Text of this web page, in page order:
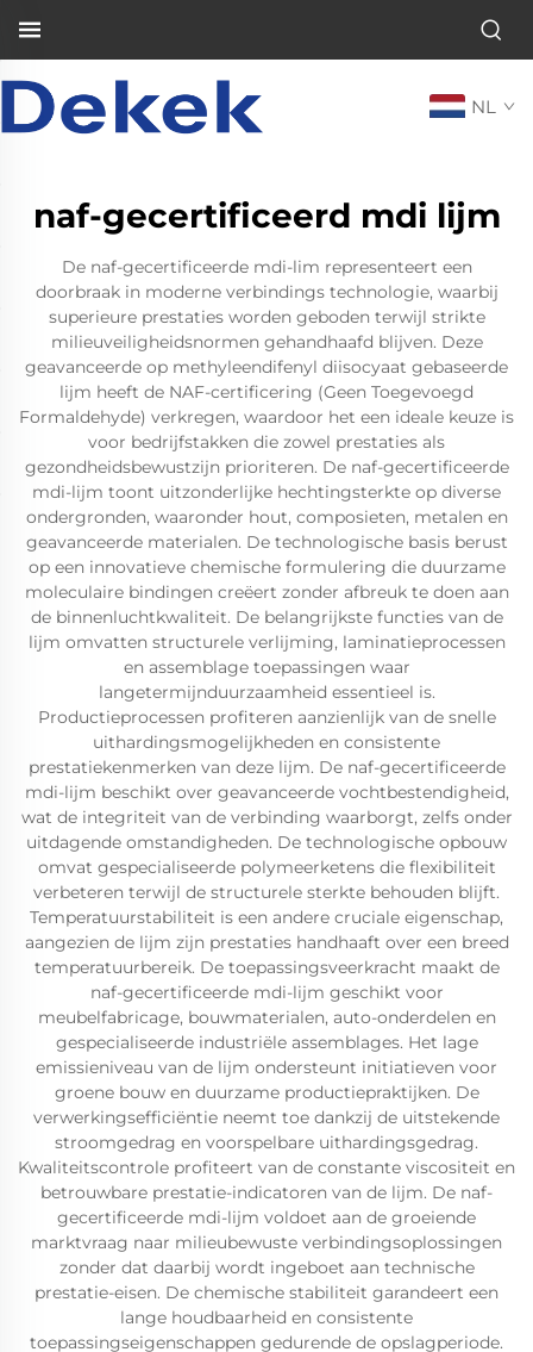
NL
naf-gecertificeerd mdi lijm
De naf-gecertificeerde mdi-lim representeert een
doorbraak in moderne verbindings technologie, waarbij
superieure prestaties worden geboden terwijl strikte
milieuveiligheidsnormen gehandhaafd blijven. Deze
geavanceerde op methyleendifenyl diisocyaat gebaseerde
lijm heeft de NAF-certificering (Geen Toegevoegd
Formaldehyde) verkregen, waardoor het een ideale keuze is
voor bedrijfstakken die zowel prestaties als
gezondheidsbewustzijn prioriteren. De naf-gecertificeerde
mdi-lijm toont uitzonderlijke hechtingsterkte op diverse
ondergronden, waaronder hout, composieten, metalen en
geavanceerde materialen. De technologische basis berust
op een innovatieve chemische formulering die duurzame
moleculaire bindingen creëert zonder afbreuk te doen aan
de binnenluchtkwaliteit. De belangrijkste functies van de
lijm omvatten structurele verlijming, laminatieprocessen
en assemblage toepassingen waar
langetermijnduurzaamheid essentieel is.
Productieprocessen profiteren aanzienlijk van de snelle
uithardingsmogelijkheden en consistente
prestatiekenmerken van deze lijm. De naf-gecertificeerde
mdi-lijm beschikt over geavanceerde vochtbestendigheid,
wat de integriteit van de verbinding waarborgt, zelfs onder
uitdagende omstandigheden. De technologische opbouw
omvat gespecialiseerde polymeerketens die flexibiliteit
verbeteren terwijl de structurele sterkte behouden blijft.
Temperatuurstabiliteit is een andere cruciale eigenschap,
aangezien de lijm zijn prestaties handhaaft over een breed
temperatuurbereik. De toepassingsveerkracht maakt de
naf-gecertificeerde mdi-lijm geschikt voor
meubelfabricage, bouwmaterialen, auto-onderdelen en
gespecialiseerde industriële assemblages. Het lage
emissieniveau van de lijm ondersteunt initiatieven voor
groene bouw en duurzame productiepraktijken. De
verwerkingsefficiëntie neemt toe dankzij de uitstekende
stroomgedrag en voorspelbare uithardingsgedrag.
Kwaliteitscontrole profiteert van de constante viscositeit en
betrouwbare prestatie-indicatoren van de lijm. De naf-
gecertificeerde mdi-lijm voldoet aan de groeiende
marktvraag naar milieubewuste verbindingsoplossingen
zonder dat daarbij wordt ingeboet aan technische
prestatie-eisen. De chemische stabiliteit garandeert een
lange houdbaarheid en consistente
toepassingseigenschappen gedurende de opslagperiode.